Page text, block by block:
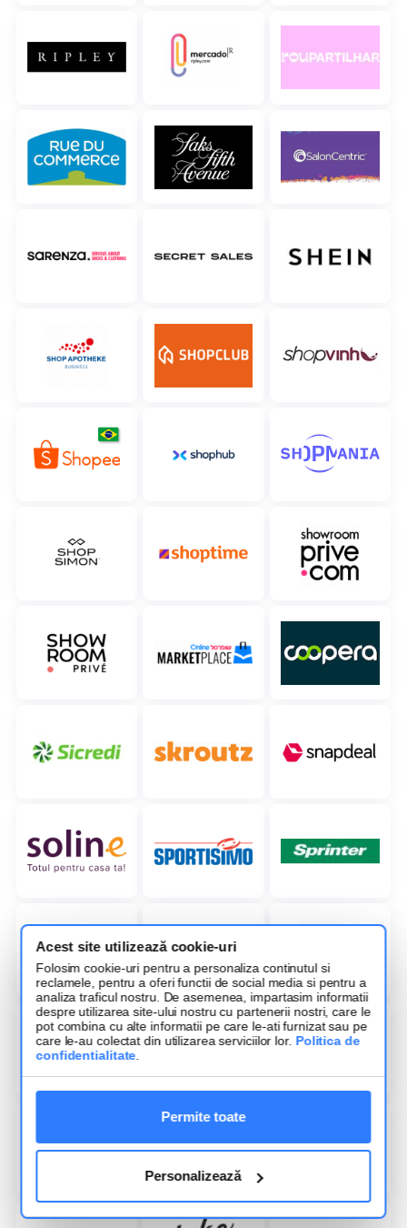
Acest site utilizează cookie-uri
Folosim cookie-uri pentru a personaliza continutul si
reclamele, pentru a oferi functii de social media si pentru a
analiza traficul nostru. De asemenea, impartasim informatii
despre utilizarea site-ului nostru cu partenerii nostri, care le
pot combina cu alte informatii pe care le-ati furnizat sau pe
care le-au colectat din utilizarea serviciilor lor. Politica de
confidentialitate
Permite toate
Personalizează